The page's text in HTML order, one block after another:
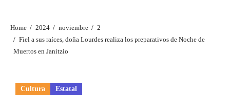
Home 2024 noviembre
2
Fiel a sus raíces, doña Lourdes realiza los preparativos de Noche de
Muertos en Janitzio
Cultura Estatal